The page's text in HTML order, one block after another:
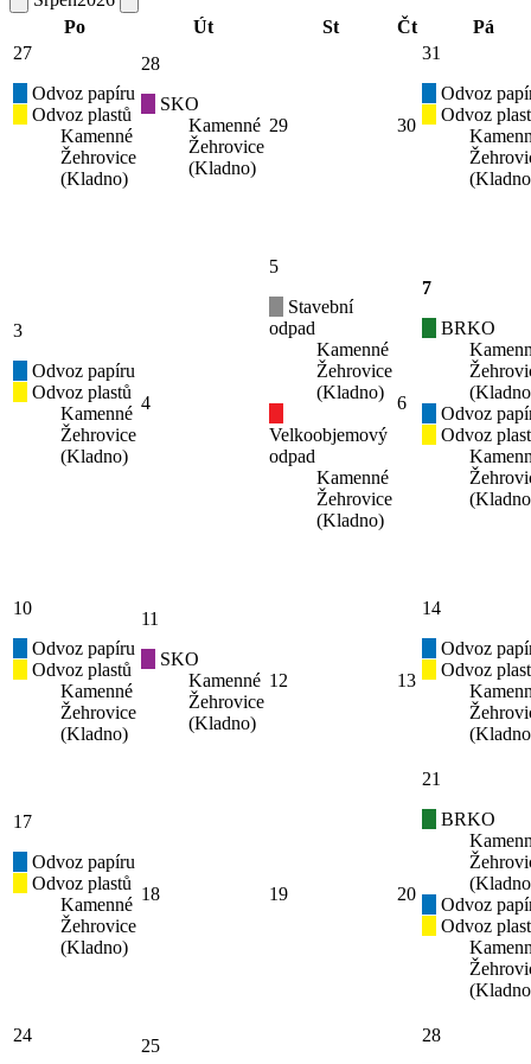
Po
Út St Čt
Pá
27
Odvoz papíru
Odvoz plastů
Kamenné
Žehrovice
(Kladno)
28
SKO
Kamenné
Žehrovice
(Kladno)
29 30
31
Odvoz
Odvoz
3
Odvoz papíru
Odvoz plastů
Kamenné
Žehrovice
(Kladno)
4
5
Stavební
odpad
Kamenné
Žehrovice
(Kladno)
Velkoobjemový
odpad
Kamenné
Žehrovice
(Kladno)
6
7
BRKO
Odvoz
Odvoz
10
Odvoz papíru
Odvoz plastů
Kamenné
Žehrovice
(Kladno)
11
SKO
Kamenné
Žehrovice
(Kladno)
12 13
14
Odvoz
Odvoz
17
Odvoz papíru
Odvoz plastů
Kamenné
Žehrovice
(Kladno)
18 19 20
21
BRKO
Odvoz
Odvoz
24
25
28